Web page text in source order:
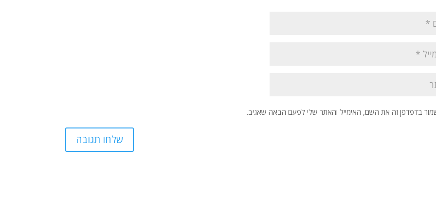
בדפדפן זה את השם, האימייל והאתר שלי לפעם הבאה שאגיב.